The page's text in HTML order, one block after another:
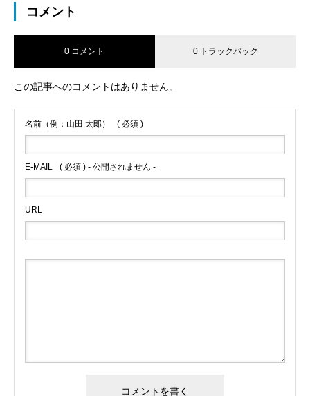
コメント
0 コメント 0 トラックバック
この記事へのコメントはありません。
名前（例：山田 太郎） ( 必須 )
E-MAIL ( 必須 ) - 公開されません -
URL